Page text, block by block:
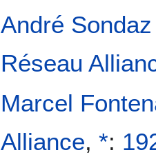
André Sondaz
Réseau
Marcel
Alliance,*: